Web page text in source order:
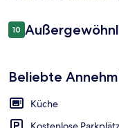
Bewertungen
1010 von 10.
Beliebte
Küche